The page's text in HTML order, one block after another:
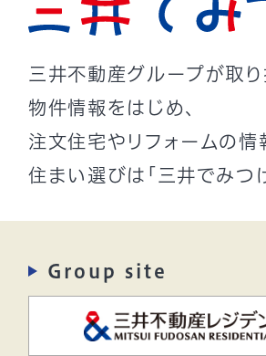
三井不動産グループが取り
物件情報をはじめ、
注文住宅やリフォームの情
住まい選びは「三井でみつ
Group site